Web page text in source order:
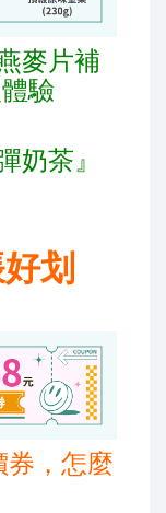
麥片補
驗
奶茶』
划
券，怎麼